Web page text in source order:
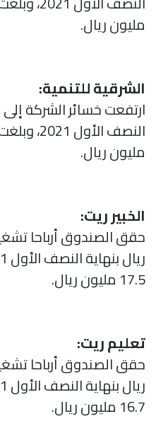
مليون ريال.
الشرقية للتنمية:
مليون ريال.
الخبير ريت:
17.5 مليون ريال.
تعليم ريت:
16.7 مليون ريال.